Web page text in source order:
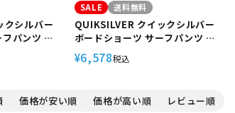
クシルバー
パンツ サ
ン メンズ
ケット 水
SALE 送料無料
QUIKSILVER クイックシルバー
ボードショーツ サーフパンツ サ
ーフショーツ サーフィン メンズ
ストレッチ フラップ バックポケ
HEMPSTRETCH 18
¥6,578税込
価格が安い順 価格が高い順 レビュー順